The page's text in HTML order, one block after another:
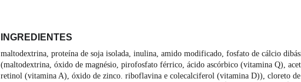
INGREDIENTES
maltodextrina, proteína de soja isolada, inulina, amido modificado, fosfato de cálcio
(maltodextrina, óxido de magnésio, pirofosfato férrico, ácido ascórbico (vitamina Q),
retinol (vitamina A), óxido de zinco. riboflavina e colecalciferol (vitamina D)), cloreto de